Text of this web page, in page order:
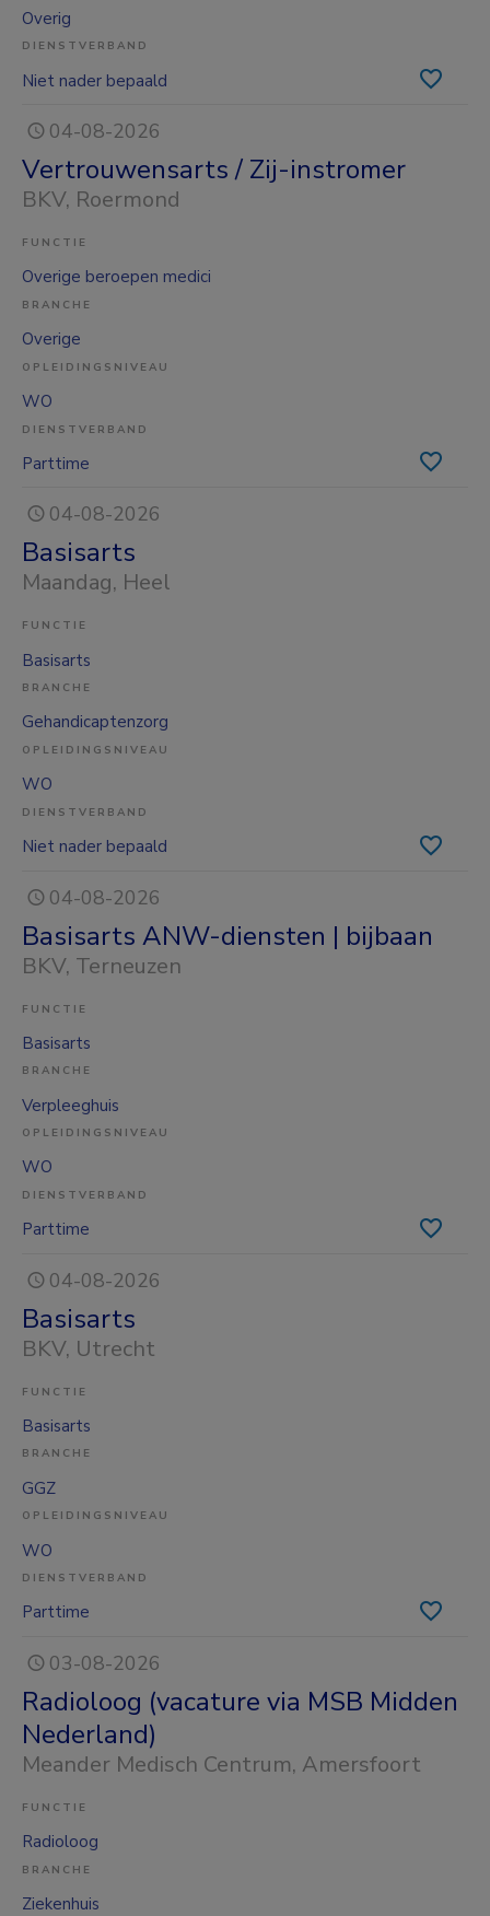
Overig
DIENSTVERBAND
Niet nader bepaald
04-08-2026
Vertrouwensarts / Zij-instromer
BKV, Roermond
FUNCTIE
Overige beroepen medici
BRANCHE
Overige
OPLEIDINGSNIVEAU
WO
DIENSTVERBAND
Parttime
04-08-2026
Basisarts
Maandag, Heel
FUNCTIE
Basisarts
BRANCHE
Gehandicaptenzorg
OPLEIDINGSNIVEAU
WO
DIENSTVERBAND
Niet nader bepaald
04-08-2026
Basisarts ANW-diensten | bijbaan
BKV, Terneuzen
FUNCTIE
Basisarts
BRANCHE
Verpleeghuis
OPLEIDINGSNIVEAU
WO
DIENSTVERBAND
Parttime
04-08-2026
Basisarts
BKV, Utrecht
FUNCTIE
Basisarts
BRANCHE
GGZ
OPLEIDINGSNIVEAU
WO
DIENSTVERBAND
Parttime
03-08-2026
Radioloog (vacature via MSB Midden
Nederland)
Meander Medisch Centrum, Amersfoort
FUNCTIE
Radioloog
BRANCHE
Ziekenhuis